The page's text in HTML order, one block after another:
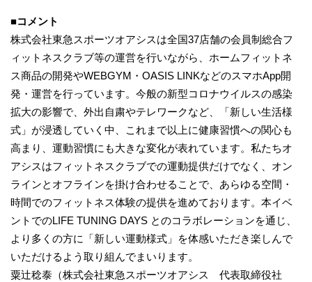
■コメント
株式会社東急スポーツオアシスは全国37店舗の会員制総合フ
ィットネスクラブ等の運営を行いながら、ホームフィットネ
ス商品の開発やWEBGYM・OASIS LINKなどのスマホApp開
発・運営を行っています。今般の新型コロナウイルスの感染
拡大の影響で、外出自粛やテレワークなど、「新しい生活様
式」が浸透していく中、これまで以上に健康習慣への関心も
高まり、運動習慣にも大きな変化が表れています。私たちオ
アシスはフィットネスクラブでの運動提供だけでなく、オン
ラインとオフラインを掛け合わせることで、あらゆる空間・
時間でのフィットネス体験の提供を進めております。本イベ
ントでのLIFE TUNING DAYS とのコラボレーションを通じ、
より多くの方に「新しい運動様式」を体感いただき楽しんで
いただけるよう取り組んでまいります。
粟辻稔泰（株式会社東急スポーツオアシス 代表取締役社